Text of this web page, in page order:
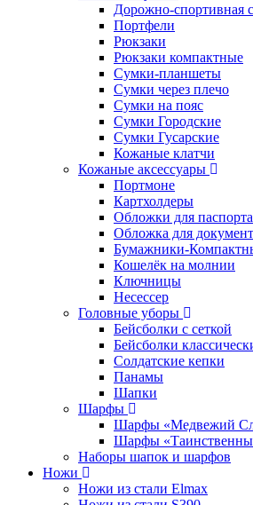
Дорожно-спортивная
Портфели
Рюкзаки
Рюкзаки компактные
Сумки-планшеты
Сумки через плечо
Сумки на пояс
Сумки Городские
Сумки Гусарские
Кожаные клатчи
Кожаные аксессуары
Портмоне
Картхолдеры
Обложки для паспорта
Обложка для
Бумажники-
Кошелёк на молнии
Ключницы
Несессер
Головные уборы
Бейсболки с сеткой
Бейсболки
Солдатские кепки
Панамы
Шапки
Шарфы
Шарфы «Медвежий
Шарфы
Наборы шапок и шарфов
Ножи
Ножи из стали Elmax